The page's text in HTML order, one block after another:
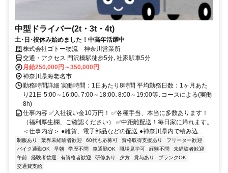
中型ドライバー(2t・3t・4t)
土･日･祝休み始めました！中高年活躍中
株式会社ゴトー物流 神奈川営業所
交通・アクセス 門沢橋駅徒歩5分､社家駅車5分
月給250,000円～350,000円
神奈川県海老名市
勤務時間詳細 実働時間：1日あたり8時間 平均勤務日数：1ヶ月あた
り21日 5:00～16:00､7:00～18:00､8:00～19:00等､コースによる(実働
8h)
仕事内容 ✅入社祝い金10万円！ ✅各種手当、本当に多数あります！
（福利厚生欄、ご確認ください） ✅中距離配送！毎日家に帰れます。
＜仕事内容＞ ●雑貨、電子部品などの配送 ●神奈川県内で積み込...
制服あり 業界未経験者歓迎 60代も応募可 資格取得支援あり
フリーター歓迎
バイク通勤OK
早朝 学歴不問 車通勤OK 職場見学可 経験不問
未経験者歓迎
午前
経験者歓迎 有資格者歓迎 研修あり 夕方 賞与あり
ブランクOK
交通費支給